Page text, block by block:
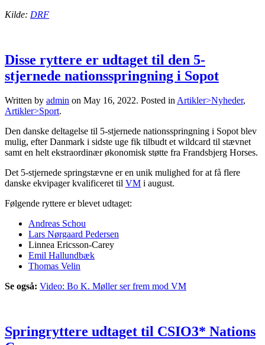
Kilde: DRF
Disse ryttere er udtaget til den 5-
stjernede nationsspringning i Sopot
Written by admin on May 16, 2022. Posted inArtikler>Nyheder,
Artikler>Sport.
Den danske deltagelse til 5-stjernede nationsspringning i Sopot blev
mulig, efter Danmark i sidste uge fik tilbudt et wildcard til stævnet
samt en helt ekstraordinær økonomisk støtte fra Frandsbjerg Horses.
Det 5-stjernede springstævne er en unik mulighed for at få flere
danske ekvipager kvalificeret til VM i august.
Følgende ryttere er blevet udtaget:
Andreas Schou
Lars Nørgaard Pedersen
Linnea Ericsson-Carey
Emil Hallundbæk
Thomas Velin
Se også: Video: Bo K. Møller ser frem mod VM
Springryttere udtaget til CSIO3* Nations